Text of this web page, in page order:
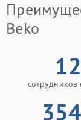
Beko
12
сотрудников